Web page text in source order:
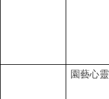
園藝心靈